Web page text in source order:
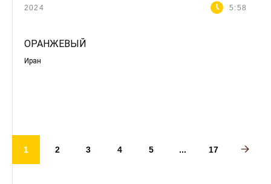
2024 5:58
ОРАНЖЕВЫЙ
Иран
1 2 3 4 5 ... 17